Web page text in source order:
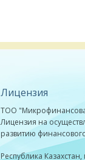
Лицензия
ТОО
Лицензия на
развитию
Республика